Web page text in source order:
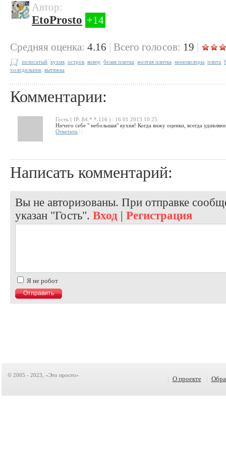
Автор:
EtoProsto +14
Cредняя оценка: 4.16 | Всего голосов: 19 |
полосатый кухня остров ковер белая плитка желтая плитка моноколоры плита
холодильник вытяжка
Комментарии:
Гость ( IP: 84.*.*.116 )
16.01.2013 10:25
Ничего себе " небольшая" кухня! Когда вижу оценки, всегда
Ответить
Написать комментарий:
Вы не авторизованы. При отправке
указан "Гость". Вход | Регистрация
Я не робот
© 2005 - 2023, «Это просто» О проекте